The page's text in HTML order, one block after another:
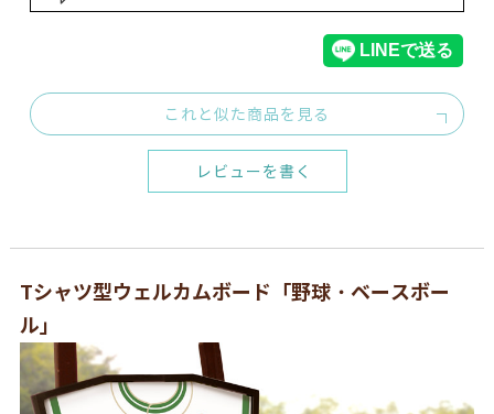
これと似た商品を見る
レビューを書く
Tシャツ型ウェルカムボード「野球・ベースボー
ル」